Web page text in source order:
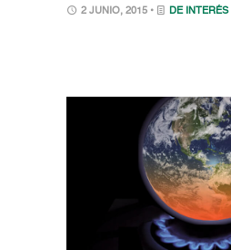
2 JUNIO, 2015 • DE INTERÉS